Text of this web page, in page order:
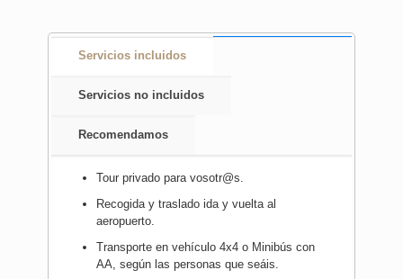
Servicios incluidos
Servicios no incluidos
Recomendamos
Tour privado para vosotr@s.
Recogida y traslado ida y vuelta al
aeropuerto.
Transporte en vehículo 4x4 o Minibús con
AA, según las personas que seáis.